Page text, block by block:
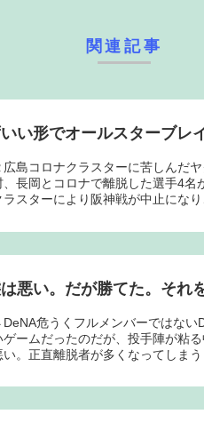
関連記事
い形でオールスターブレ
広島コロナクラスターに苦しんだ
、長岡とコロナで離脱した選手4
スターにより阪神戦が中止にな
悪い。だが勝てた。それ
危うくフルメンバーではな
ームだったのだが、投手陣が粘
。正直離脱者が多くなってしまう